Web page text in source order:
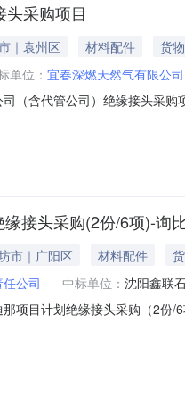
采购项目
｜袁州区 材料配件
货物
单位： 宜春深燃天然气有限公司
（含代管公司）绝缘接头采
购项目公告媒体深圳阳光采
接头采购(2份/6项)-询
市｜广阳区 材料配件
公司 中标单位： 沈阳鑫联
项目计划绝缘接头采购（2份
/包名称投标人排名质量工期